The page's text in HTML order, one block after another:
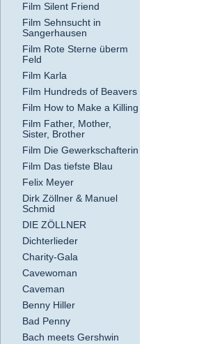
Film Silent Friend
Film Sehnsucht in
Sangerhausen
Film Rote Sterne überm
Feld
Film Karla
Film Hundreds of Beavers
Film How to Make a Killing
Film Father, Mother,
Sister, Brother
Film Die Gewerkschafterin
Film Das tiefste Blau
Felix Meyer
Dirk Zöllner & Manuel
Schmid
DIE ZÖLLNER
Dichterlieder
Charity-Gala
Cavewoman
Caveman
Benny Hiller
Bad Penny
Bach meets Gershwin